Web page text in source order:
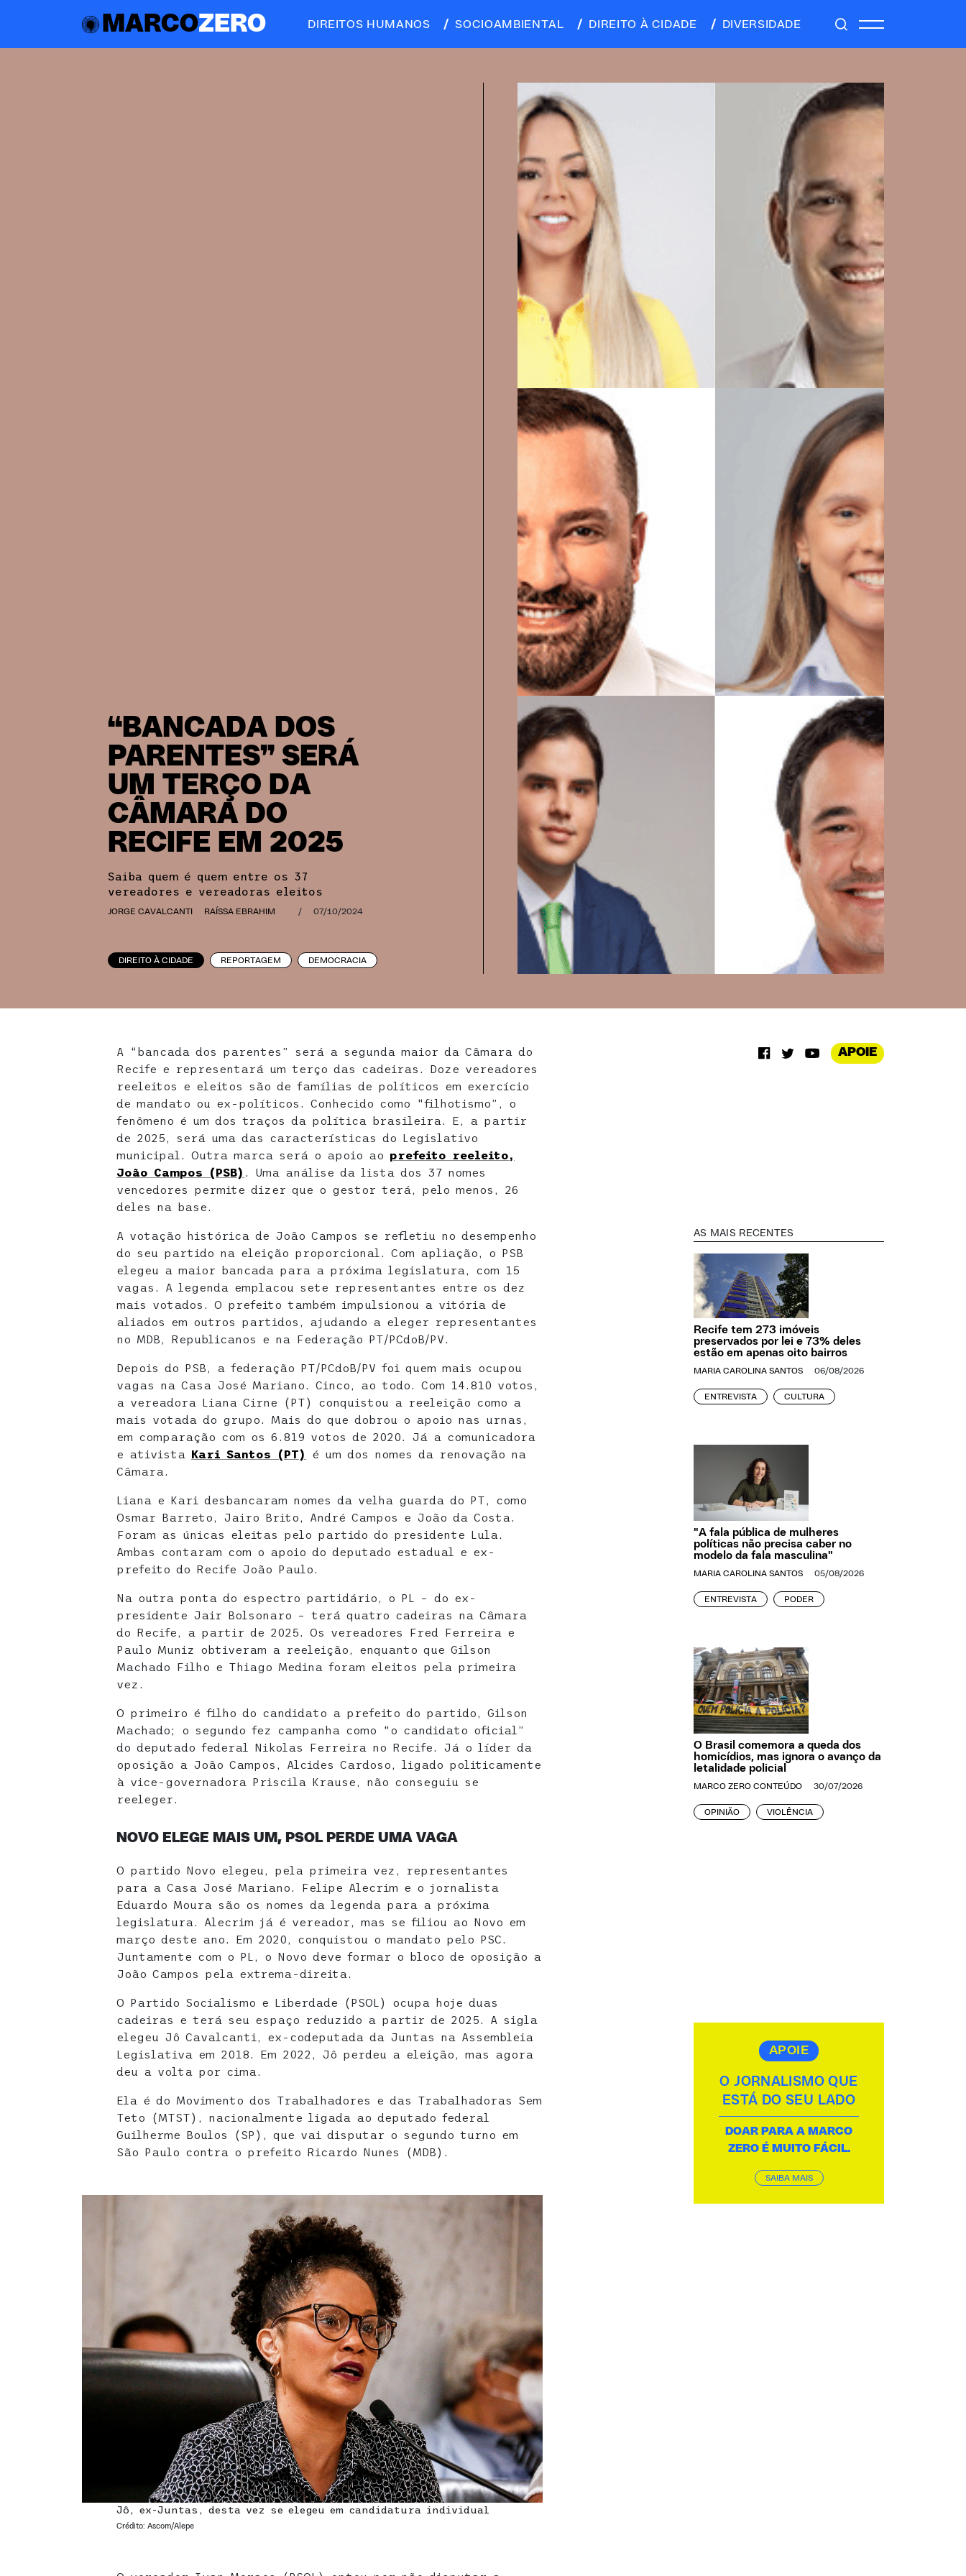
MARCOZERO DIREITOS HUMANOS SOCIOAMBIENTAL DIREITO À CIDADE DIVERSIDADE
“BANCADA DOS
PARENTES” SERÁ
UM TERÇO DA
CÂMARA DO
RECIFE EM 2025
Saiba quem é quem entre os 37
vereadores e vereadoras eleitos
JORGE CAVALCANTI RAÍSSA EBRAHIM / 07/10/2024
DIREITO À CIDADE REPORTAGEM DEMOCRACIA
A “bancada dos parentes” será a segunda maior da Câmara do
Recife e representará um terço das cadeiras. Doze vereadores
reeleitos e eleitos são de famílias de políticos em exercício
de mandato ou ex-políticos. Conhecido como “filhotismo”, o
fenômeno é um dos traços da política brasileira. E, a partir
de 2025, será uma das características do Legislativo
municipal. Outra marca será o apoio ao prefeito reeleito,
João Campos (PSB) . Uma análise da lista dos 37 nomes
vencedores permite dizer que o gestor terá, pelo menos, 26
deles na base.
A votação histórica de João Campos se refletiu no desempenho
do seu partido na eleição proporcional. Com apliação, o PSB
elegeu a maior bancada para a próxima legislatura, com 15
vagas. A legenda emplacou sete representantes entre os dez
mais votados. O prefeito também impulsionou a vitória de
aliados em outros partidos, ajudando a eleger representantes
no MDB, Republicanos e na Federação PT/PCdoB/PV.
Depois do PSB, a federação PT/PCdoB/PV foi quem mais ocupou
vagas na Casa José Mariano. Cinco, ao todo. Com 14.810 votos,
a vereadora Liana Cirne (PT) conquistou a reeleição como a
mais votada do grupo. Mais do que dobrou o apoio nas urnas,
em comparação com os 6.819 votos de 2020. Já a comunicadora
e ativista Kari Santos (PT)
é um dos nomes da renovação na
Câmara.
Liana e Kari desbancaram nomes da velha guarda do PT, como
Osmar Barreto, Jairo Brito, André Campos e João da Costa.
Foram as únicas eleitas pelo partido do presidente Lula.
Ambas contaram com o apoio do deputado estadual e ex-
prefeito do Recife João Paulo.
Na outra ponta do espectro partidário, o PL – do ex-
presidente Jair Bolsonaro – terá quatro cadeiras na Câmara
do Recife, a partir de 2025. Os vereadores Fred Ferreira e
Paulo Muniz obtiveram a reeleição, enquanto que Gilson
Machado Filho e Thiago Medina foram eleitos pela primeira
vez.
O primeiro é filho do candidato a prefeito do partido, Gilson
Machado; o segundo fez campanha como “o candidato oficial”
do deputado federal Nikolas Ferreira no Recife. Já o líder da
oposição a João Campos, Alcides Cardoso, ligado politicamente
à vice-governadora Priscila Krause, não conseguiu se
reeleger.
NOVO ELEGE MAIS UM, PSOL PERDE UMA VAGA
O partido Novo elegeu, pela primeira vez, representantes
para a Casa José Mariano. Felipe Alecrim e o jornalista
Eduardo Moura são os nomes da legenda para a próxima
legislatura. Alecrim já é vereador, mas se filiou ao Novo em
março deste ano. Em 2020, conquistou o mandato pelo PSC.
Juntamente com o PL, o Novo deve formar o bloco de oposição a
João Campos pela extrema-direita.
O Partido Socialismo e Liberdade (PSOL) ocupa hoje duas
cadeiras e terá seu espaço reduzido a partir de 2025. A sigla
elegeu Jô Cavalcanti, ex-codeputada da Juntas na Assembleia
Legislativa em 2018. Em 2022, Jô perdeu a eleição, mas agora
deu a volta por cima.
Ela é do Movimento dos Trabalhadores e das Trabalhadoras Sem
Teto (MTST), nacionalmente ligada ao deputado federal
Guilherme Boulos (SP), que vai disputar o segundo turno em
São Paulo contra o prefeito Ricardo Nunes (MDB).
Jô, ex-Juntas, desta vez se elegeu em candidatura individual
Crédito: Ascom/Alepe
APOIE
AS MAIS RECENTES
Recife tem 273 imóveis
preservados por lei e 73% deles
estão em apenas oito bairros
MARIA CAROLINA SANTOS 06/08/2026
ENTREVISTA CULTURA
"A fala pública de mulheres
políticas não precisa caber no
modelo da fala masculina"
MARIA CAROLINA SANTOS 05/08/2026
ENTREVISTA PODER
O Brasil comemora a queda dos
homicídios, mas ignora o avanço da
letalidade policial
MARCO ZERO CONTEÚDO 30/07/2026
OPINIÃO VIOLÊNCIA
APOIE
O JORNALISMO QUE
ESTÁ DO SEU LADO
DOAR PARA A MARCO
ZERO É MUITO FÁCIL.
SAIBA MAIS